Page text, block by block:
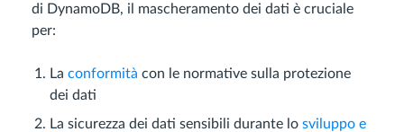
di DynamoDB, il mascheramento dei dati è cruciale
per:
La conformità con le normative sulla protezione
dei dati
La sicurezza dei dati sensibili durante lo sviluppo e